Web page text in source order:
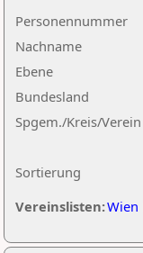
Nachname
Ebene
Sortierung
Personennummer
Bundesland
Spgem./Kreis/Verein
Vereinslisten:Wien